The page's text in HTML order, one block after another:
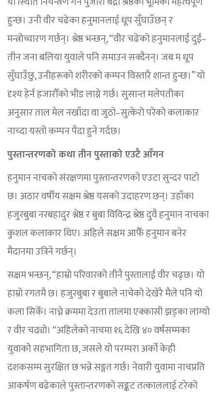
हुन्छ। उनी वीर चढेका हनुमानलाई धूप सुँघाउँछन् र
मन्त्रोच्चारण गर्छन्। श्रेष्ठ भन्छन्, “वीर चढेको हनुमानलाई दुई–
तीन जना बलिया युवाले पनि समाउन सक्दैनन्। जब म धूप
सुँघाउँछु, उनीहरूको शरीरको कम्पन विस्तारै शान्त हुन्छ।” यो
दृश्य हेर्न हजारौँको भीड लाग्ने गर्छ। सुसान्त मलेपतीका
अनुसार ताल मेल नखाँदा वा जुठो–सुत्केरो परेको कलाकार
नाच्दा यस्तो कम्पन पैदा हुने गर्दछ।
पुस्तान्तरणको कथा तीन पुस्ताको एउटै आँगन
हनुमान नाचको संरक्षणमा पुस्तान्तरणको एउटा सुन्दर पाटो
छ। अठार वर्षीय सक्षम श्रेष्ठ यसको उदाहरण छन्। उहाँका
हजुरबुबा नरबहादुर श्रेष्ठ र बुबा विविन्द्र श्रेष्ठ दुवै हनुमान नाचका
कुशल कलाकार थिए। अहिले सक्षम आफैँ हनुमान बनेर
मैदानमा उत्रिने गर्छन्।
सक्षम भन्छन्, “हाम्रो परिवारको तीनै पुस्तालाई वीर चढ्छ। यो
हाम्रो रगतमै छ। हजुरबुबा र बुबाले नाचेको देखेरै मैले पनि यो
कला सिकेँ। नाच्ने क्रममा देउता तालमा एक्कासी झड्का लाग्यो
र वीर चढ्यो। “अहिलेको नाचमा १६ देखि ४० वर्षसम्मका
युवाको सहभागिता छ, जसले यो परम्परा अर्को केही
दशकसम्म सुरक्षित छ भन्ने सङ्गत गर्छ। नेवारी युवामा नाचप्रति
आकर्षण बढेकाले पुस्तान्तरणको सङ्कट तत्काललाई टरेको